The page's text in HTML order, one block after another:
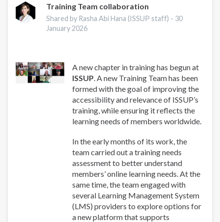
A
Guide
for
Training Team collaboration
Shared by Rasha Abi Hana (ISSUP staff) - 30
January 2026
A new chapter in training has begun at
ISSUP . A new Training Team has been
formed with the goal of improving the
accessibility and relevance of ISSUP’s
training, while ensuring it reflects the
learning needs of members worldwide.
In the early months of its work, the
team carried out a training needs
assessment to better understand
members’ online learning needs. At the
same time, the team engaged with
several Learning Management System
(LMS) providers to explore options for
a new platform that supports